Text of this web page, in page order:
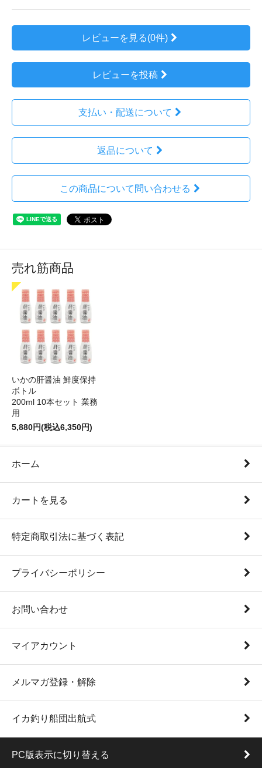
レビューを見る(0件)
レビューを投稿
支払い・配送について
返品について
この商品について問い合わせる
売れ筋商品
いかの肝醤油 鮮度保持
ボトル
200ml 10本セット 業務
用
5,880円(税込6,350円)
ホーム
カートを見る
特定商取引法に基づく表記
プライバシーポリシー
お問い合わせ
マイアカウント
メルマガ登録・解除
イカ釣り船団出航式
PC版表示に切り替える